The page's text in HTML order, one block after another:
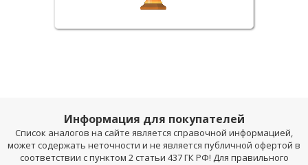
Информация для покупателей
Список аналогов на сайте является справочной информацией,
может содержать неточности и не является публичной офертой в
соответствии с пунктом 2 статьи 437 ГК РФ! Для правильного